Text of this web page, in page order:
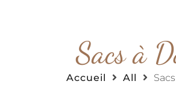
Sacs à
Accueil All